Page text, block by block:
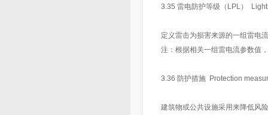
3.35 雷电防护等级（LPL）
定义雷击为损害来源的一组雷电
注：根据相关一组雷电流参数值
3.36 防护措施 Protection
建筑物或公共设施采用来降低风